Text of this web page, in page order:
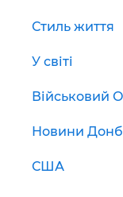
Стиль життя
У світі
Військовий
Новини
США